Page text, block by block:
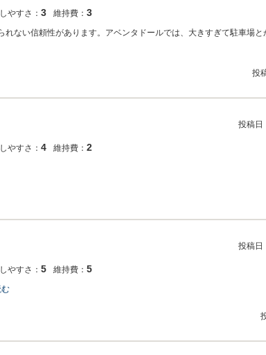
やすさ： 3 維持費： 3
ない信頼性があります。アベンタドールでは、大きすぎて駐車場
投
投稿日
やすさ： 4 維持費： 2
投稿日
やすさ： 5 維持費： 5